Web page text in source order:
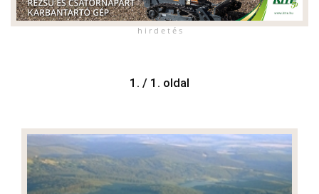
h i r d e t é s
1. / 1. oldal